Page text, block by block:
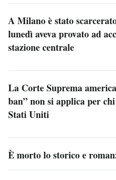
A Milano è stato
lunedì aveva provato ad
stazione centrale
La Corte Suprema
ban” non si applica per
Stati Uniti
È morto lo storico e